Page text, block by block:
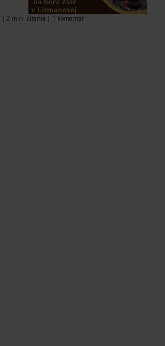
| 2 min. čítania | 1 komentár